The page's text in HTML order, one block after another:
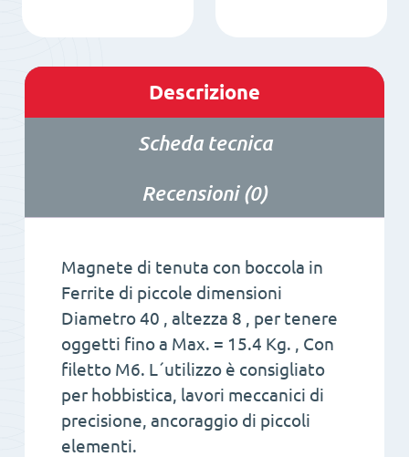
Descrizione
Scheda tecnica
Recensioni (0)
Magnete di tenuta con boccola in
Ferrite di piccole dimensioni
Diametro 40 , altezza 8 , per tenere
oggetti fino a Max. = 15.4 Kg. , Con
filetto M6. L´utilizzo è consigliato
per hobbistica, lavori meccanici di
precisione, ancoraggio di piccoli
elementi.